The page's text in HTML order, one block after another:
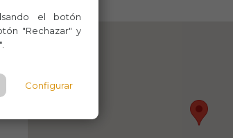
el botón
"Rechazar" y
Configurar